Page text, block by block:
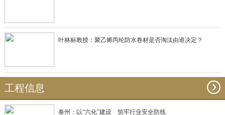
叶林标教授：聚乙烯丙纶防水卷材是否淘汰由谁决定？
工程信息
泰州：以“六化”建设 筑牢行业安全防线